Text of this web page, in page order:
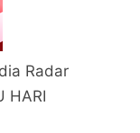
Radar
HARI